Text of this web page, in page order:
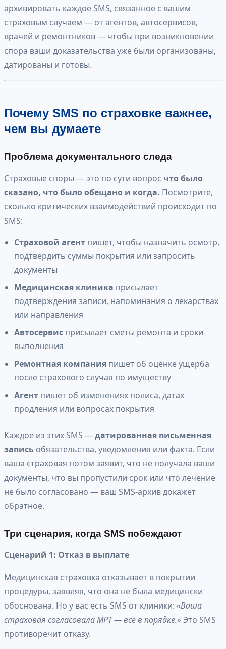
архивировать каждое SMS, связанное с вашим
страховым случаем — от агентов, автосервисов,
врачей и ремонтников — чтобы при возникновении
спора ваши доказательства уже были организованы,
датированы и готовы.
Почему SMS по страховке важнее,
чем вы думаете
Проблема документального следа
Страховые споры — это по сути вопрос что было
сказано, что было обещано и когда. Посмотрите,
сколько критических взаимодействий происходит по
SMS:
Страховой агент пишет, чтобы назначить осмотр,
подтвердить суммы покрытия или запросить
документы
Медицинская клиника присылает
подтверждения записи, напоминания о лекарствах
или направления
Автосервис присылает сметы ремонта и сроки
выполнения
Ремонтная компания пишет об оценке ущерба
после страхового случая по имуществу
Агент пишет об изменениях полиса, датах
продления или вопросах покрытия
Каждое из этих SMS —датированная письменная
запись обязательства, уведомления или факта. Если
ваша страховая потом заявит, что не получала ваши
документы, что вы пропустили срок или что лечение
не было согласовано — ваш SMS-архив докажет
обратное.
Три сценария, когда SMS побеждают
Сценарий 1: Отказ в выплате
Медицинская страховка отказывает в покрытии
процедуры, заявляя, что она не была медицински
обоснована. Но у вас есть SMS от клиники: «Ваша
страховая согласовала МРТ — всё в порядке.» Это SMS
противоречит отказу.